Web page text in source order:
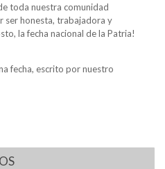
toda nuestra comunidad
ser honesta, trabajadora y
la fecha nacional de la Patria!
fecha, escrito por nuestro